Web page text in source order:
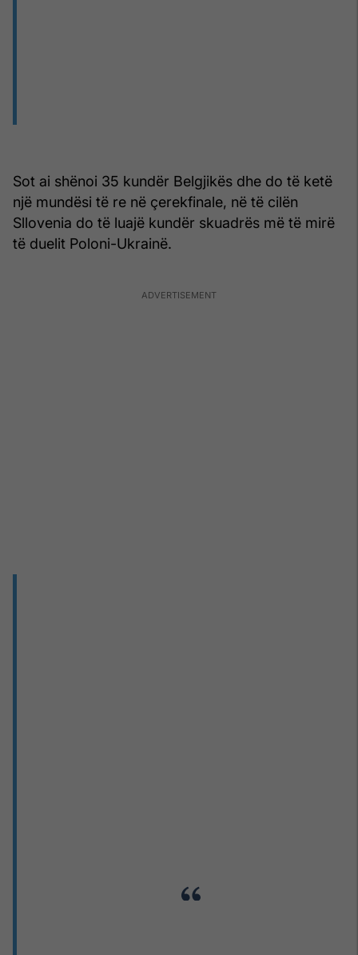
Sot ai shënoi 35 kundër Belgjikës dhe do të ketë
një mundësi të re në çerekfinale, në të cilën
Sllovenia do të luajë kundër skuadrës më të mirë
të duelit Poloni-Ukrainë.